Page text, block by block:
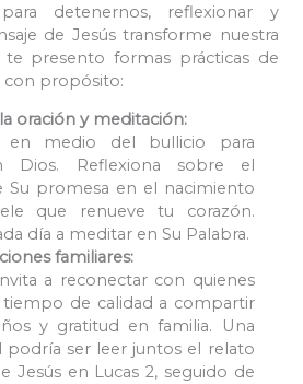
detenernos, reflexionar y
de Jesús transforme nuestra
te presento formas prácticas de
con propósito:
oración y meditación:
en medio del bullicio para
Dios. Reflexiona sobre el
Su promesa en el nacimiento
que renueve tu corazón.
día a meditar en Su Palabra.
familiares:
a reconectar con quienes
tiempo de calidad a compartir
y gratitud en familia. Una
podría ser leer juntos el relato
Jesús en Lucas 2, seguido de